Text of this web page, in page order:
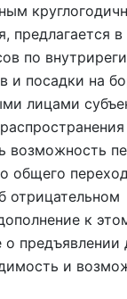
предлагается
по
и посадки на
лицами
возможность
общего
к
предъявлении
и